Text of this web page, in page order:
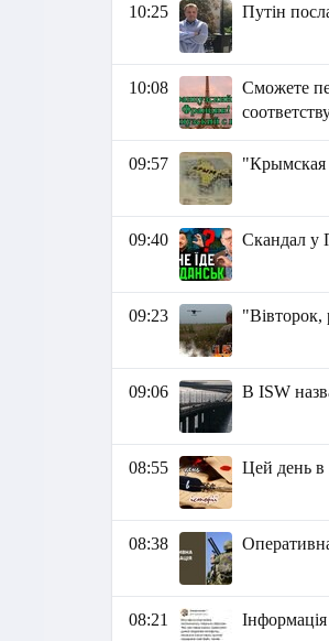
10:25 Путін
10:08
Сможете
09:57
09:40 Скандал у
09:23
09:06 В ISW
08:55 Цей день в
08:38
08:21